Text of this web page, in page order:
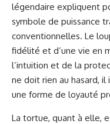
légendaire expliquent
symbole de puissance
conventionnelles. Le
fidélité et d’une vie en
l’intuition et de la
ne doit rien au hasard,
une forme de loyauté
La tortue, quant à elle,